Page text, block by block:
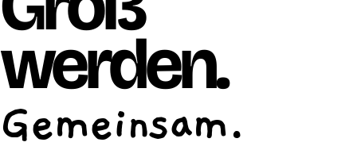
Räumlichkeiten
Essen
Kontakt
werden.
Gemeinsam.